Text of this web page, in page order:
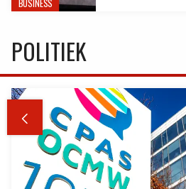
BUSINESS
POLITIEK
